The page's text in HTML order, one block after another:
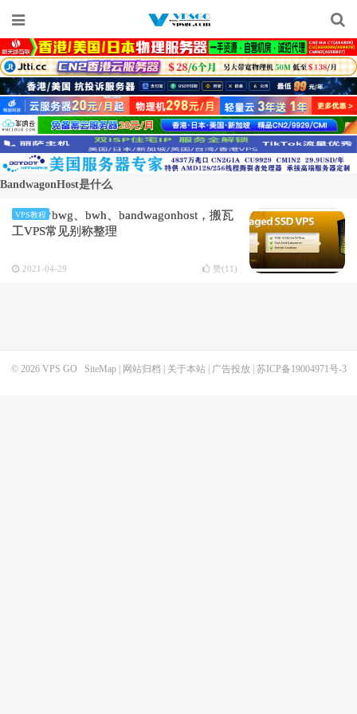
BandwagonHost是什么
VPS教程
bwg、bwh、bandwagonhost，搬瓦
工VPS常见别称整理
2021-04-29 赞(11 )
© 2026 VPS GO SiteMap| 网站归档 | 关于本站| 广告投放| 苏ICP备19004971号-3